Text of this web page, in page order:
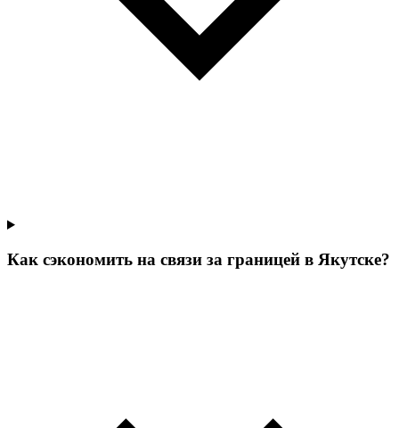
Как сэкономить на связи за границей в Якутске?